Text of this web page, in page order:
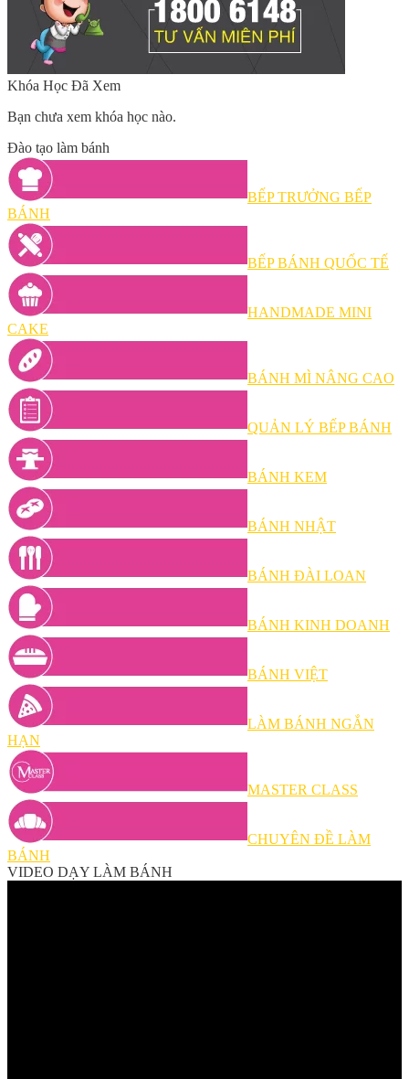
Khóa Học Đã Xem
Bạn chưa xem khóa học nào.
Đào tạo làm bánh
BẾP TRƯỞNG BẾP
BÁNH
BẾP BÁNH QUỐC TẾ
HANDMADE MINI
CAKE
BÁNH MÌ NÂNG CAO
QUẢN LÝ BẾP BÁNH
BÁNH KEM
BÁNH NHẬT
BÁNH ĐÀI LOAN
BÁNH KINH DOANH
BÁNH VIỆT
LÀM BÁNH NGẮN
HẠN
MASTER CLASS
CHUYÊN ĐỀ LÀM
BÁNH
VIDEO DẠY LÀM BÁNH